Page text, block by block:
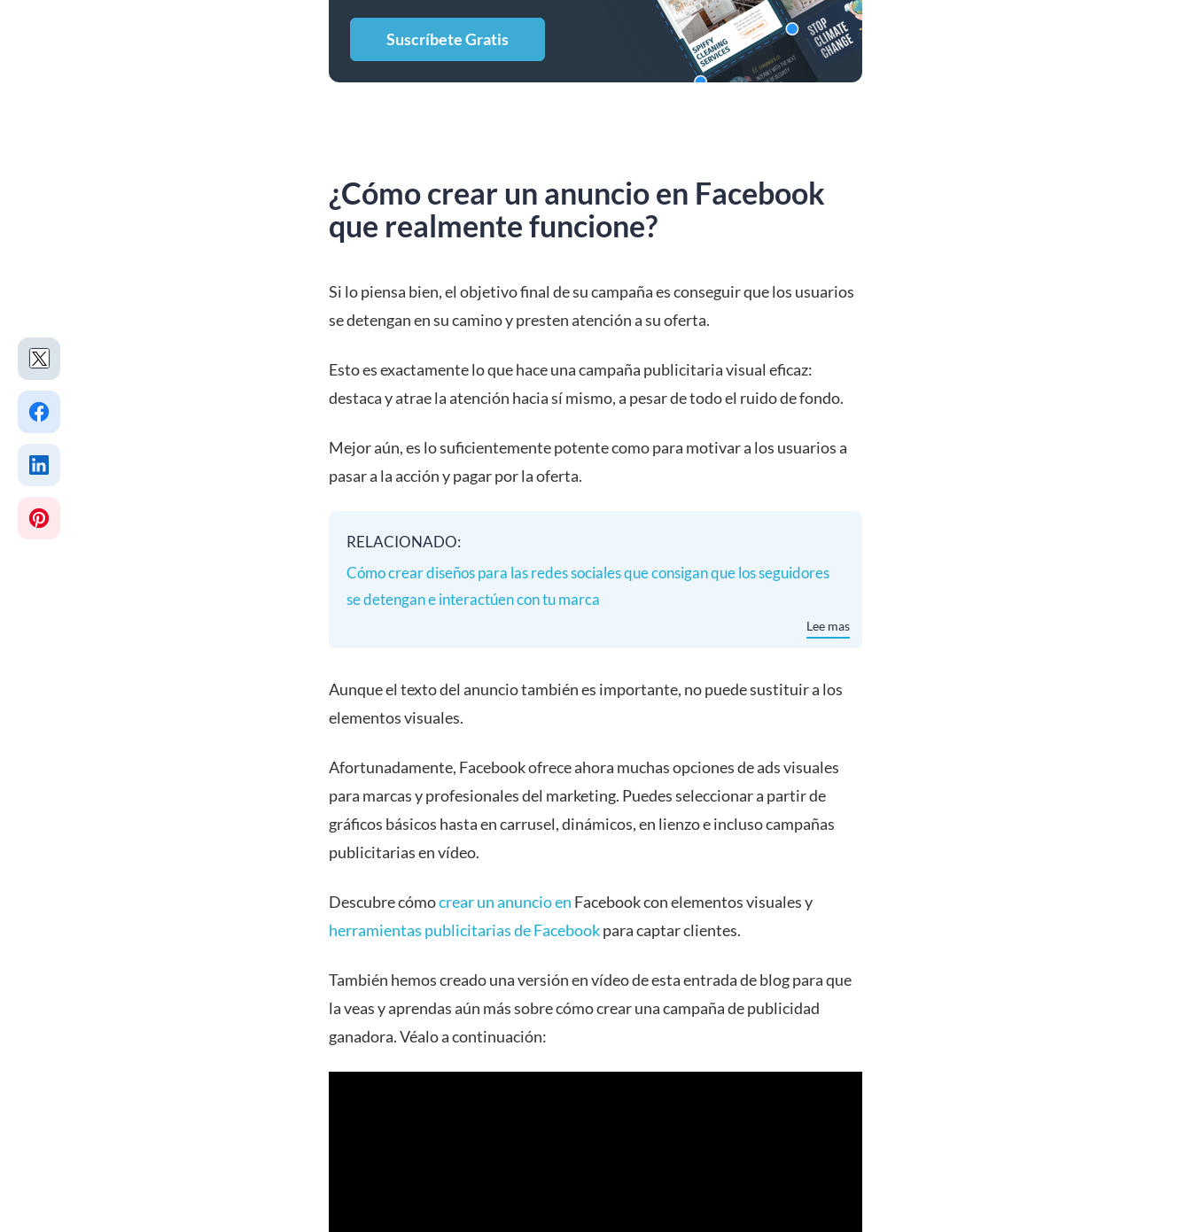
Suscríbete Gratis
¿Cómo crear un anuncio en Facebook
que realmente funcione?
Si lo piensa bien, el objetivo final de su campaña es conseguir que los usuarios
se detengan en su camino y presten atención a su oferta.
Esto es exactamente lo que hace una campaña publicitaria visual eficaz:
destaca y atrae la atención hacia sí mismo, a pesar de todo el ruido de fondo.
Mejor aún, es lo suficientemente potente como para motivar a los usuarios a
pasar a la acción y pagar por la oferta.
RELACIONADO:
Cómo crear diseños para las redes sociales que consigan que los seguidores
se detengan e interactúen con tu marca
Lee mas
Aunque el texto del anuncio también es importante, no puede sustituir a los
elementos visuales.
Afortunadamente, Facebook ofrece ahora muchas opciones de ads visuales
para marcas y profesionales del marketing. Puedes seleccionar a partir de
gráficos básicos hasta en carrusel, dinámicos, en lienzo e incluso campañas
publicitarias en vídeo.
Descubre cómocrear un anuncio en Facebook con elementos visuales y
herramientas publicitarias de Facebookpara captar clientes.
También hemos creado una versión en vídeo de esta entrada de blog para que
la veas y aprendas aún más sobre cómo crear una campaña de publicidad
ganadora. Véalo a continuación: